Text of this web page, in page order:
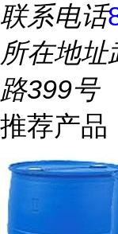
联系电话
所在地址
路399号
推荐产品